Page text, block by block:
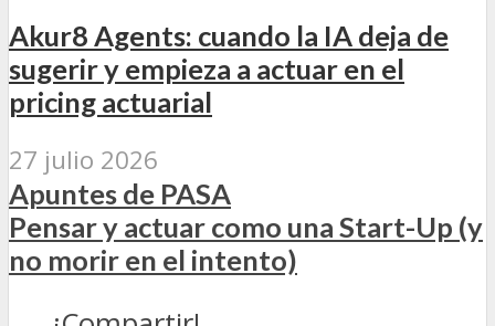
Akur8 Agents: cuando la IA deja de
sugerir y empieza a actuar en el
pricing actuarial
27 julio 2026
Apuntes de PASA
Pensar y actuar como una Start-Up (y
no morir en el intento)